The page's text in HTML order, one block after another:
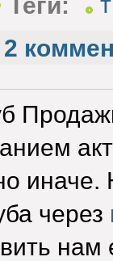
2
через
нам